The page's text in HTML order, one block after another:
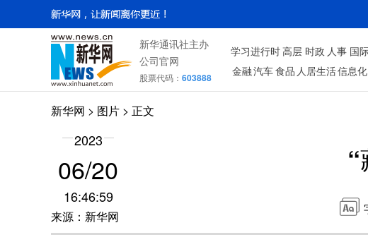
新华通讯社主办
公司官网
股票代码： 603888
学习进行时高层 时政 人事 国
金融汽车食品 人居生活信息化
新华网 > 图片 > 正文
2023
06/20
16:46:59
来源：新华网